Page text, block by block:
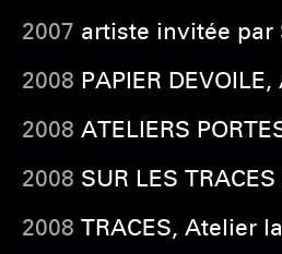
2007 artiste invitée par
2008 PAPIER
2008 ATELIERS
2008 SUR LES
2008 TRACES, Atelier